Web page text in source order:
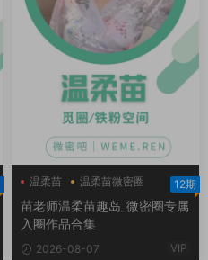
温柔苗
温柔苗微密圈
温柔苗趣岛
12期
苗老师温柔苗趣岛_微密圈专属
入圈作品合集
2026-08-07 VIP